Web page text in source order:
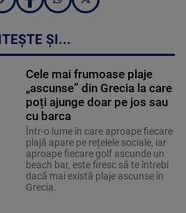
ȘI...
Cele mai frumoase plaje
„ascunse” din Grecia la care
poți ajunge doar pe jos sau
cu barca
Într-o lume în care aproape fiecare
plajă apare pe rețelele sociale, iar
aproape fiecare golf ascunde un
beach bar, este firesc să te întrebi
dacă mai există plaje ascunse în
Grecia.